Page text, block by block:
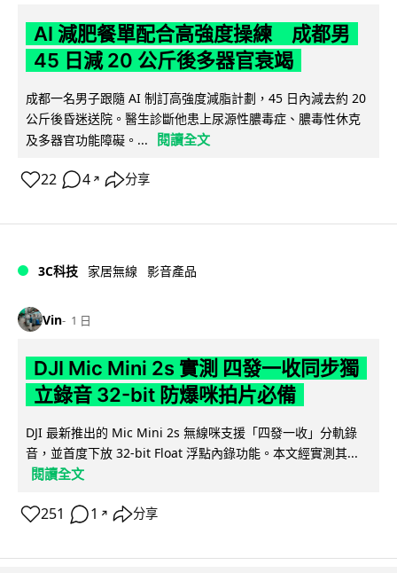
AI 減肥餐單配合高強度操練 成都男
45 日減 20 公斤後多器官衰竭
成都一名男子跟隨 AI 制訂高強度減脂計劃，45 日內減去約 20
公斤後昏迷送院。醫生診斷他患上尿源性膿毒症、膿毒性休克
及多器官功能障礙。...
閱讀全文
22 4 ↗ 分享
3C科技 家居無線 影音產品
Vin 1 日
DJI Mic Mini 2s 實測 四發一收同步獨
立錄音 32-bit 防爆咪拍片必備
DJI 最新推出的 Mic Mini 2s 無線咪支援「四發一收」分軌錄
音，並首度下放 32-bit Float 浮點內錄功能。本文經實測其...
閱讀全文
251 1 ↗ 分享